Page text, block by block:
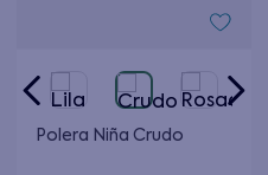
Polera Niña Crudo